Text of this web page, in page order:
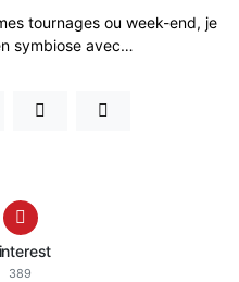
tournages ou week-end, je
symbiose avec…
389